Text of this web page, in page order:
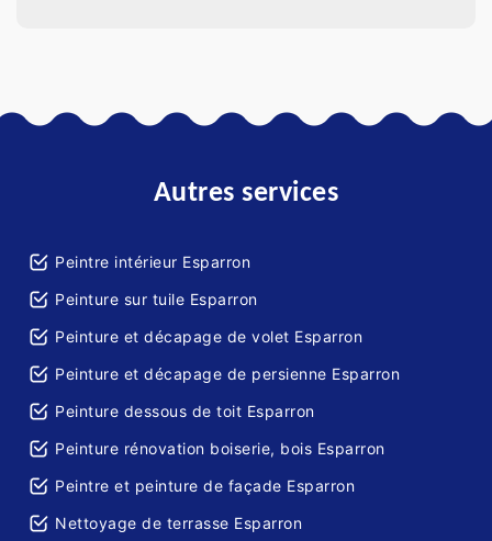
Autres services
Peintre intérieur Esparron
Peinture sur tuile Esparron
Peinture et décapage de volet Esparron
Peinture et décapage de persienne Esparron
Peinture dessous de toit Esparron
Peinture rénovation boiserie, bois Esparron
Peintre et peinture de façade Esparron
Nettoyage de terrasse Esparron